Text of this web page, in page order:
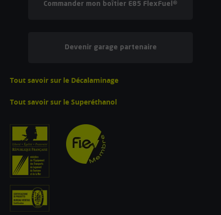
Commander mon boîtier E85 FlexFuel®
Devenir garage partenaire
Tout savoir sur le Décalaminage
Tout savoir sur le Superéthanol